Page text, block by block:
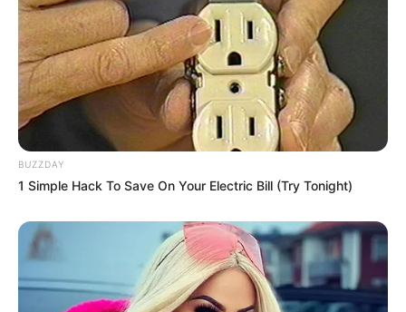
BUZZDAY
1 Simple Hack To Save On Your Electric Bill (Try Tonight)